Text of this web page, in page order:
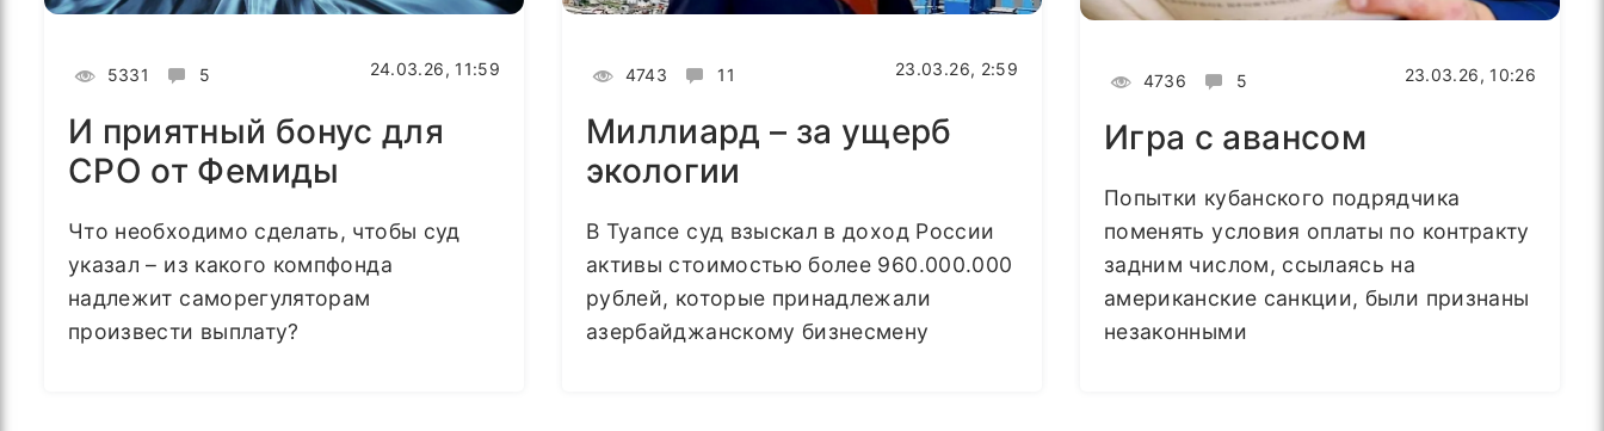
5331 5 24.03.26, 11:59
И приятный бонус для
СРО от Фемиды
Что необходимо сделать, чтобы суд
указал – из какого компфонда
надлежит саморегуляторам
произвести выплату?
4743 11 23.03.26, 2:59
Миллиард – за ущерб
экологии
В Туапсе суд взыскал в доход России
активы стоимостью более 960.000.000
рублей, которые принадлежали
азербайджанскому бизнесмену
4736 5 23.03.26, 10:26
Игра с авансом
Попытки кубанского подрядчика
поменять условия оплаты по контракту
задним числом, ссылаясь на
американские санкции, были признаны
незаконными